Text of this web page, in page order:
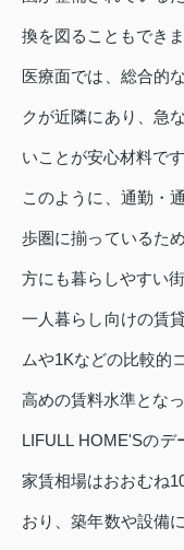
換を図ることもできま
医療面では、総合的
クが近隣にあり、急
いことが安心材料です
このように、通勤・
歩圏に揃っているた
方にも暮らしやすい
一人暮らし向けの賃
ムや1Kなどの比較的
高めの賃料水準となっ
LIFULL HOME'Sの
家賃相場はおおむね
おり、築年数や設備